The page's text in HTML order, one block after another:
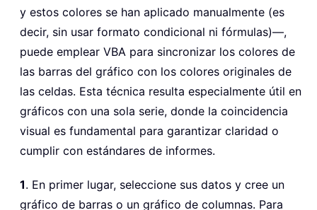
y estos colores se han aplicado manualmente (es
decir, sin usar formato condicional ni fórmulas)—,
puede emplear VBA para sincronizar los colores de
las barras del gráfico con los colores originales de
las celdas. Esta técnica resulta especialmente útil en
gráficos con una sola serie, donde la coincidencia
visual es fundamental para garantizar claridad o
cumplir con estándares de informes.
1. En primer lugar, seleccione sus datos y cree un
gráfico de barras o un gráfico de columnas. Para